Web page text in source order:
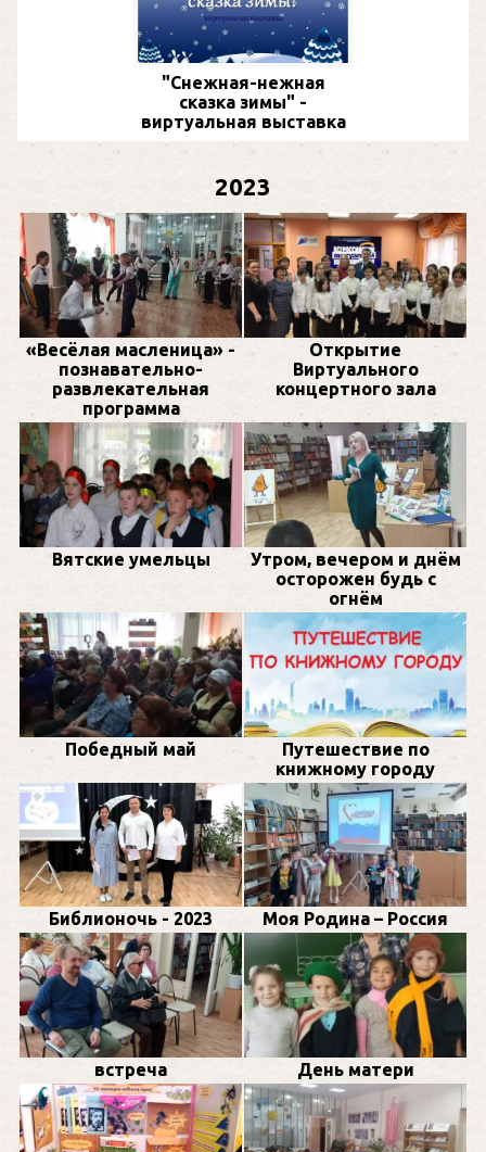
"Снежная-нежная
сказка зимы" -
виртуальная выставка
2023
«Весёлая масленица» -
познавательно-
развлекательная
программа
Открытие
Виртуального
концертного зала
Вятские умельцы
Утром, вечером и днём
осторожен будь с
огнём
Победный май
Путешествие по
книжному городу
Библионочь - 2023 Моя Родина – Россия
встреча День матери